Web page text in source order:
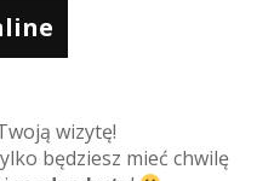
wizytę!
będziesz mieć chwilę